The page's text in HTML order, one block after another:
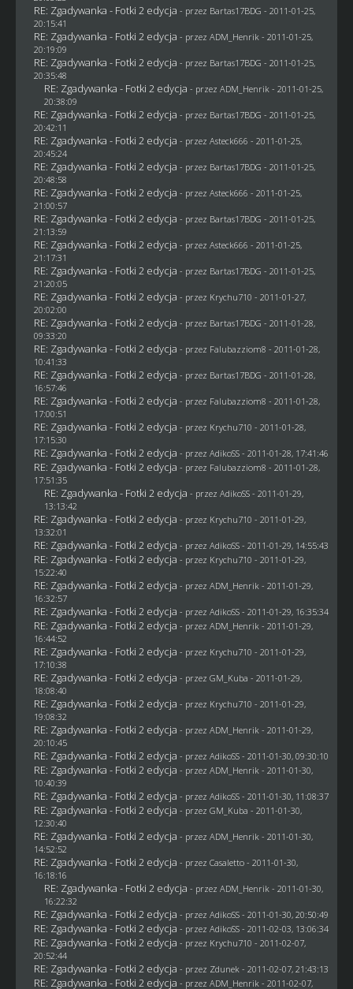
RE: Zgadywanka - Fotki 2 edycja - przez Bartas17BDG - 2011-01-25,
20:15:41
RE: Zgadywanka - Fotki 2 edycja - przez ADM_Henrik - 2011-01-25,
20:19:09
RE: Zgadywanka - Fotki 2 edycja - przez Bartas17BDG - 2011-01-25,
20:35:48
RE: Zgadywanka - Fotki 2 edycja - przez ADM_Henrik - 2011-01-25,
20:38:09
RE: Zgadywanka - Fotki 2 edycja - przez Bartas17BDG - 2011-01-25,
20:42:11
RE: Zgadywanka - Fotki 2 edycja - przez Asteck666 - 2011-01-25,
20:45:24
RE: Zgadywanka - Fotki 2 edycja - przez Bartas17BDG - 2011-01-25,
20:48:58
RE: Zgadywanka - Fotki 2 edycja - przez Asteck666 - 2011-01-25,
21:00:57
RE: Zgadywanka - Fotki 2 edycja - przez Bartas17BDG - 2011-01-25,
21:13:59
RE: Zgadywanka - Fotki 2 edycja - przez Asteck666 - 2011-01-25,
21:17:31
RE: Zgadywanka - Fotki 2 edycja - przez Bartas17BDG - 2011-01-25,
21:20:05
RE: Zgadywanka - Fotki 2 edycja - przez Krychu710 - 2011-01-27,
20:02:00
RE: Zgadywanka - Fotki 2 edycja - przez Bartas17BDG - 2011-01-28,
09:33:20
RE: Zgadywanka - Fotki 2 edycja - przez Falubazziom8 - 2011-01-28,
10:41:33
RE: Zgadywanka - Fotki 2 edycja - przez Bartas17BDG - 2011-01-28,
16:57:46
RE: Zgadywanka - Fotki 2 edycja - przez Falubazziom8 - 2011-01-28,
17:00:51
RE: Zgadywanka - Fotki 2 edycja - przez Krychu710 - 2011-01-28,
17:15:30
RE: Zgadywanka - Fotki 2 edycja - przez AdikoSS - 2011-01-28, 17:41:46
RE: Zgadywanka - Fotki 2 edycja - przez Falubazziom8 - 2011-01-28,
17:51:35
RE: Zgadywanka - Fotki 2 edycja - przez AdikoSS - 2011-01-29,
13:13:42
RE: Zgadywanka - Fotki 2 edycja - przez Krychu710 - 2011-01-29,
13:32:01
RE: Zgadywanka - Fotki 2 edycja - przez AdikoSS - 2011-01-29, 14:55:43
RE: Zgadywanka - Fotki 2 edycja - przez Krychu710 - 2011-01-29,
15:22:40
RE: Zgadywanka - Fotki 2 edycja - przez ADM_Henrik - 2011-01-29,
16:32:57
RE: Zgadywanka - Fotki 2 edycja - przez AdikoSS - 2011-01-29, 16:35:34
RE: Zgadywanka - Fotki 2 edycja - przez ADM_Henrik - 2011-01-29,
16:44:52
RE: Zgadywanka - Fotki 2 edycja - przez Krychu710 - 2011-01-29,
17:10:38
RE: Zgadywanka - Fotki 2 edycja - przez GM_Kuba - 2011-01-29,
18:08:40
RE: Zgadywanka - Fotki 2 edycja - przez Krychu710 - 2011-01-29,
19:08:32
RE: Zgadywanka - Fotki 2 edycja - przez ADM_Henrik - 2011-01-29,
20:10:45
RE: Zgadywanka - Fotki 2 edycja - przez AdikoSS - 2011-01-30, 09:30:10
RE: Zgadywanka - Fotki 2 edycja - przez ADM_Henrik - 2011-01-30,
10:40:39
RE: Zgadywanka - Fotki 2 edycja - przez AdikoSS - 2011-01-30, 11:08:37
RE: Zgadywanka - Fotki 2 edycja - przez GM_Kuba - 2011-01-30,
12:30:40
RE: Zgadywanka - Fotki 2 edycja - przez ADM_Henrik - 2011-01-30,
14:52:52
RE: Zgadywanka - Fotki 2 edycja - przez Casaletto- 2011-01-30,
16:18:16
RE: Zgadywanka - Fotki 2 edycja - przez ADM_Henrik - 2011-01-30,
16:22:32
RE: Zgadywanka - Fotki 2 edycja - przez AdikoSS - 2011-01-30, 20:50:49
RE: Zgadywanka - Fotki 2 edycja - przez AdikoSS - 2011-02-03, 13:06:34
RE: Zgadywanka - Fotki 2 edycja - przez Krychu710 - 2011-02-07,
20:52:44
RE: Zgadywanka - Fotki 2 edycja - przez Zdunek - 2011-02-07, 21:43:13
RE: Zgadywanka - Fotki 2 edycja - przez ADM_Henrik - 2011-02-07,